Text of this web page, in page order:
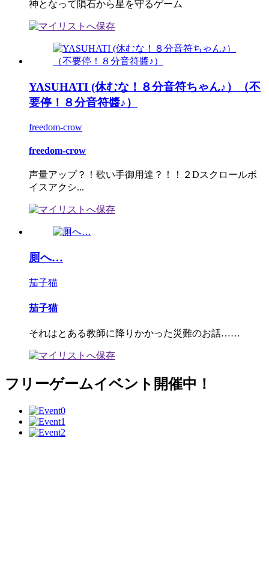
神となって隕石から星を守るゲーム
YASUHATI (休むな！８分音符ちゃん♪）（不
要停！８分音符醬♪）
freedom-crow
freedom-crow
声量アップ？！歌い手御用達？！！２Dスクロールボ
イスアクシ...
厠へ…
茄子猫
茄子猫
それはとある教師に降りかかった災難のお話……
フリーゲームイベント開催中！